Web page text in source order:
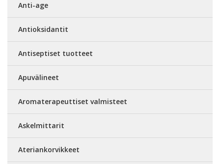
Anti-age
Antioksidantit
Antiseptiset tuotteet
Apuvälineet
Aromaterapeuttiset valmisteet
Askelmittarit
Ateriankorvikkeet